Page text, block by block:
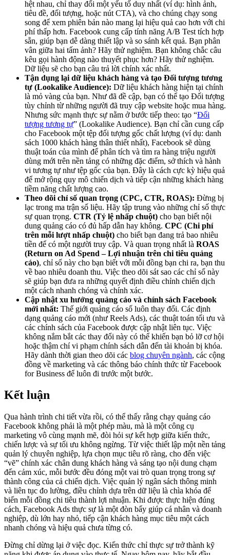
hệt nhau, chỉ thay đổi một yếu tố duy nhất (ví dụ: hình ảnh,
tiêu đề, đối tượng, hoặc nút CTA), và cho chúng chạy song
song để xem phiên bản nào mang lại hiệu quả cao hơn với chi
phí thấp hơn. Facebook cung cấp tính năng A/B Test tích hợp
sẵn, giúp bạn dễ dàng thiết lập và so sánh kết quả. Bạn phân
vân giữa hai tấm ảnh? Hãy thử nghiệm. Bạn không chắc câu
kêu gọi hành động nào thuyết phục hơn? Hãy thử nghiệm.
Dữ liệu sẽ cho bạn câu trả lời chính xác nhất.
Tận dụng lại dữ liệu khách hàng và tạo Đối tượng tương
tự (Lookalike Audience): Dữ liệu khách hàng hiện tại chính
là mỏ vàng của bạn. Như đã đề cập, bạn có thể tạo Đối tượng
tùy chỉnh từ những người đã truy cập website hoặc mua hàng.
Nhưng sức mạnh thực sự nằm ở bước tiếp theo: tạo “Đối
tượng tương tự” (Lookalike Audience). Bạn chỉ cần cung cấp
cho Facebook một tệp đối tượng gốc chất lượng (ví dụ: danh
sách 1000 khách hàng thân thiết nhất), Facebook sẽ dùng
thuật toán của mình để phân tích và tìm ra hàng triệu người
dùng mới trên nền tảng có những đặc điểm, sở thích và hành
vi tương tự như tệp gốc của bạn. Đây là cách cực kỳ hiệu quả
để mở rộng quy mô chiến dịch và tiếp cận những khách hàng
tiềm năng chất lượng cao.
Theo dõi chỉ số quan trọng (CPC, CTR, ROAS): Đừng bị
lạc trong ma trận số liệu. Hãy tập trung vào những chỉ số thực
sự quan trọng. CTR (Tỷ lệ nhấp chuột) cho bạn biết nội
dung quảng cáo có đủ hấp dẫn hay không. CPC (Chi phí
trên mỗi lượt nhấp chuột) cho biết bạn đang trả bao nhiêu
tiền để có một người truy cập. Và quan trọng nhất là ROAS
(Return on Ad Spend – Lợi nhuận trên chi tiêu quảng
cáo), chỉ số này cho bạn biết với mỗi đồng bạn chi ra, bạn thu
về bao nhiêu doanh thu. Việc theo dõi sát sao các chỉ số này
sẽ giúp bạn đưa ra những quyết định điều chỉnh chiến dịch
một cách nhanh chóng và chính xác.
Cập nhật xu hướng quảng cáo và chính sách Facebook
mới nhất: Thế giới quảng cáo số luôn thay đổi. Các định
dạng quảng cáo mới (như Reels Ads), các thuật toán tối ưu và
các chính sách của Facebook được cập nhật liên tục. Việc
không nắm bắt các thay đổi này có thể khiến bạn bỏ lỡ cơ hội
hoặc thậm chí vi phạm chính sách dẫn đến tài khoản bị khóa.
Hãy dành thời gian theo dõi các blog chuyên ngành, các cộng
đồng về marketing và các thông báo chính thức từ Facebook
for Business để luôn đi trước một bước.
Kết luận
Qua hành trình chi tiết vừa rồi, có thể thấy rằng chạy quảng cáo
Facebook không phải là một phép màu, mà là một công cụ
marketing vô cùng mạnh mẽ, đòi hỏi sự kết hợp giữa kiến thức,
chiến lược và sự tối ưu không ngừng. Từ việc thiết lập một nền tảng
quản lý chuyên nghiệp, lựa chọn mục tiêu rõ ràng, cho đến việc
“vẽ” chính xác chân dung khách hàng và sáng tạo nội dung chạm
đến cảm xúc, mỗi bước đều đóng một vai trò quan trọng trong sự
thành công của cả chiến dịch. Việc quản lý ngân sách thông minh
và liên tục đo lường, điều chỉnh dựa trên dữ liệu là chìa khóa để
biến mỗi đồng chi tiêu thành lợi nhuận. Khi được thực hiện đúng
cách, Facebook Ads thực sự là một đòn bẩy giúp cá nhân và doanh
nghiệp, dù lớn hay nhỏ, tiếp cận khách hàng mục tiêu một cách
nhanh chóng và hiệu quả chưa từng có.
Đừng chỉ dừng lại ở việc đọc. Kiến thức chỉ thực sự trở thành kỹ